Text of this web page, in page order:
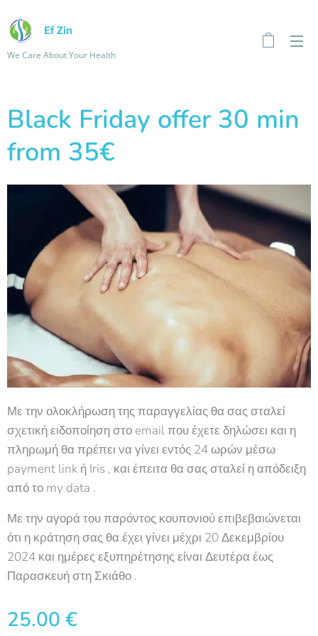
Ef Zin
We Care About Your Health
Black Friday offer 30 min
from 35€
Με την ολοκλήρωση της παραγγελίας θα σας σταλεί
σχετική ειδοποίηση στο email που έχετε δηλώσει και η
πληρωμή θα πρέπει να γίνει εντός 24 ωρών μέσω
payment link ή Iris , και έπειτα θα σας σταλεί η απόδειξη
από το my data .
Με την αγορά του παρόντος κουπονιού επιβεβαιώνεται
ότι η κράτηση σας θα έχει γίνει μέχρι 20 Δεκεμβρίου
2024 και ημέρες εξυπηρέτησης είναι Δευτέρα έως
Παρασκευή στη Σκιάθο .
25.00 €